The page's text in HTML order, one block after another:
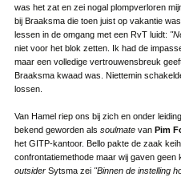
was het zat en zei nogal plompverloren
bij Braaksma die toen juist op vakantie
lessen in de omgang met een RvT luidt:
niet voor het blok zetten. Ik had de
maar een volledige vertrouwensbreuk
Braaksma kwaad was. Niettemin
lossen.
Van Hamel riep ons bij zich en onder
bekend geworden als soulmatevan Pim
het GITP-kantoor. Bello pakte de zaak
confrontatiemethode maar wij gaven
outsiderSytsma zei "Binnen de instelling